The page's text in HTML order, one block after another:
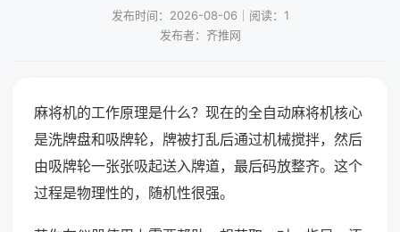
发布时间：2026-08-06｜阅读：1
发布者：齐推网
麻将机的工作原理是什么？现在的全自动麻将机核心
是洗牌盘和吸牌轮，牌被打乱后通过机械搅拌，然后
由吸牌轮一张张吸起送入牌道，最后码放整齐。这个
过程是物理性的，随机性很强。